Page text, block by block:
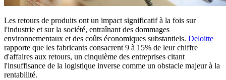
Les retours de produits ont un impact significatif à la fois sur
l'industrie et sur la société, entraînant des dommages
environnementaux et des coûts économiques substantiels. Deloitte
rapporte que les fabricants consacrent 9 à 15% de leur chiffre
d'affaires aux retours, un cinquième des entreprises citant
l'insuffisance de la logistique inverse comme un obstacle majeur à la
rentabilité.